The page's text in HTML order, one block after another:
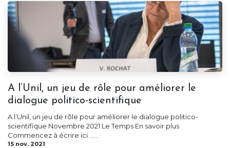
A l’Unil, un jeu de rôle pour améliorer le
dialogue politico-scientifique
A l’Unil, un jeu de rôle pour améliorer le dialogue politico-
scientifique Novembre 2021 Le Temps En savoir plus
Commencez à écrire ici ......
15 nov. 2021